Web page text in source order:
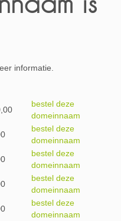
informatie.
bestel deze
domeinnaam
bestel deze
domeinnaam
bestel deze
domeinnaam
bestel deze
domeinnaam
bestel deze
domeinnaam